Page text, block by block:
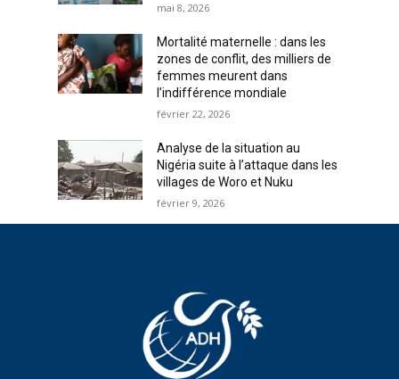
mai 8, 2026
Mortalité maternelle : dans les
zones de conflit, des milliers de
femmes meurent dans
l’indifférence mondiale
février 22, 2026
Analyse de la situation au
Nigéria suite à l’attaque dans les
villages de Woro et Nuku
février 9, 2026